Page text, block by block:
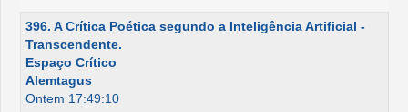
396. A Crítica Poética segundo a Inteligência Artificial -
Transcendente.
Espaço Crítico
Alemtagus
Ontem 17:49:10